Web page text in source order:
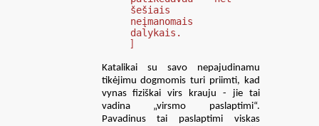
šešiais
neįmanomais
dalykais.
Katalikai su savo nepajudinamu
tikėjimu dogmomis turi priimti, kad
vynas fiziškai virs krauju - jie tai
vadina „virsmo paslaptimi“.
Pavadinus tai paslaptimi viskas